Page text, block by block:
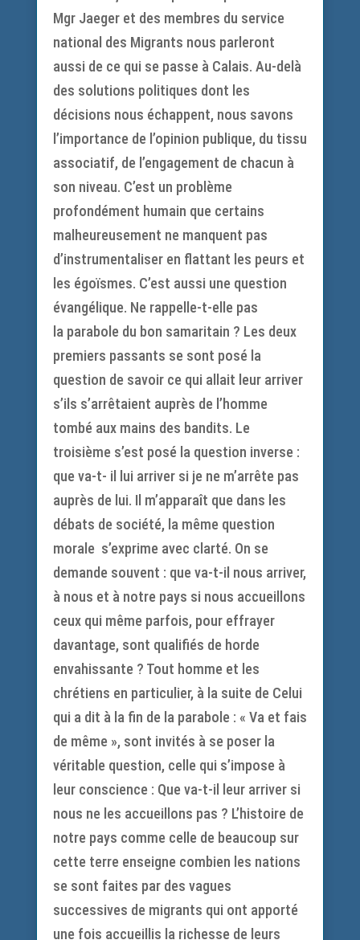
Mgr Jaeger et des membres du service
national des Migrants nous parleront
aussi de ce qui se passe à Calais. Au-delà
des solutions politiques dont les
décisions nous échappent, nous savons
l’importance de l’opinion publique, du tissu
associatif, de l’engagement de chacun à
son niveau. C’est un problème
profondément humain que certains
malheureusement ne manquent pas
d’instrumentaliser en flattant les peurs et
les égoïsmes. C’est aussi une question
évangélique. Ne rappelle-t-elle pas
la parabole du bon samaritain ? Les deux
premiers passants se sont posé la
question de savoir ce qui allait leur arriver
s’ils s’arrêtaient auprès de l’homme
tombé aux mains des bandits. Le
troisième s’est posé la question inverse :
que va-t- il lui arriver si je ne m’arrête pas
auprès de lui. Il m’apparaît que dans les
débats de société, la même question
morale s’exprime avec clarté. On se
demande souvent : que va-t-il nous arriver,
à nous et à notre pays si nous accueillons
ceux qui même parfois, pour effrayer
davantage, sont qualifiés de horde
envahissante ? Tout homme et les
chrétiens en particulier, à la suite de Celui
qui a dit à la fin de la parabole : « Va et fais
de même », sont invités à se poser la
véritable question, celle qui s’impose à
leur conscience : Que va-t-il leur arriver si
nous ne les accueillons pas ? L’histoire de
notre pays comme celle de beaucoup sur
cette terre enseigne combien les nations
se sont faites par des vagues
successives de migrants qui ont apporté
une fois accueillis la richesse de leurs